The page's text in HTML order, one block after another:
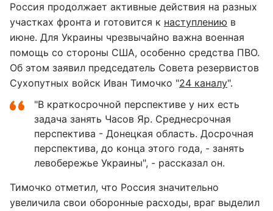
Россия продолжает активные действия на разных
участках фронта и готовится к наступлению в
июне. Для Украины чрезвычайно важна военная
помощь со стороны США, особенно средства ПВО.
Об этом заявил председатель Совета резервистов
Сухопутных войск Иван Тимочко "24 каналу".
"В краткосрочной перспективе у них есть
задача занять Часов Яр. Среднесрочная
перспектива - Донецкая область. Досрочная
перспектива, до конца этого года, - занять
левобережье Украины", - рассказал он.
Тимочко отметил, что Россия значительно
увеличила свои оборонные расходы, враг выделил